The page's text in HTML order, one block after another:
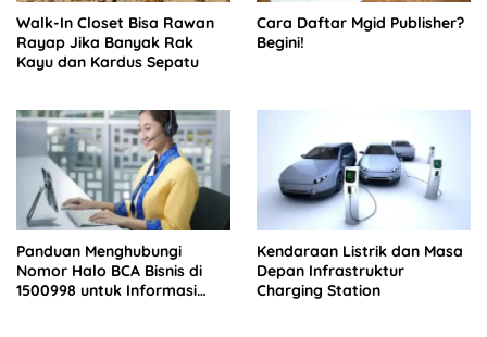
Walk-In Closet Bisa Rawan
Rayap Jika Banyak Rak
Kayu dan Kardus Sepatu
Cara Daftar Mgid Publisher?
Begini!
Panduan Menghubungi
Nomor Halo BCA Bisnis di
1500998 untuk Informasi
Kendaraan Listrik dan Masa
Depan Infrastruktur
Charging Station